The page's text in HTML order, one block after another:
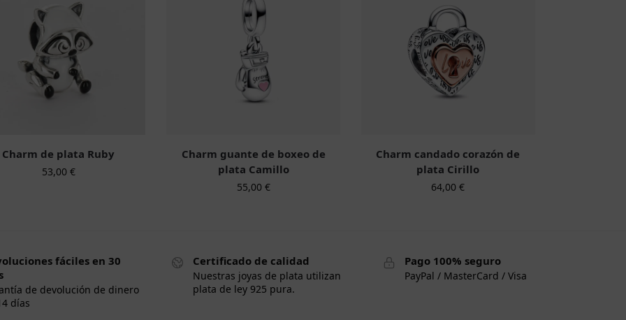
Charm de plata Ruby
53,00 €
Charm guante de boxeo de
plata Camillo
55,00 €
Charm candado corazón de
plata Cirillo
64,00€
fáciles en 30
de devolución de dinero
días
Certificado de calidad
Nuestras joyas de plata utilizan
plata de ley 925 pura.
Pago 100% seguro
PayPal / MasterCard / Visa